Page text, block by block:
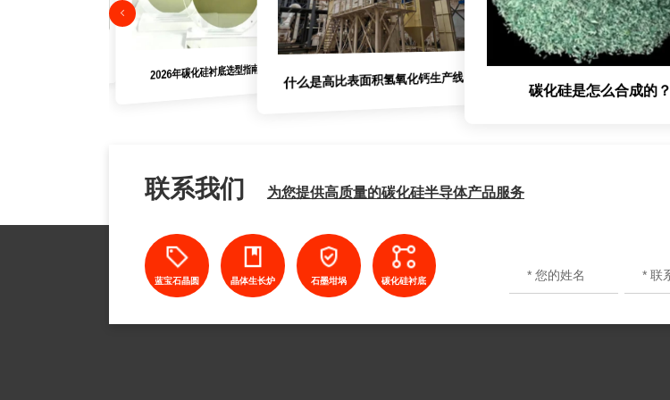
2026年碳化硅衬底选型指南 什么是高比表面积氢氧化钙生产线
碳化硅是怎么合成的？
联系我们 为您提供高质量的碳化硅半导体产品服务
蓝宝石晶圆 晶体生长炉 石墨坩埚 碳化硅衬底